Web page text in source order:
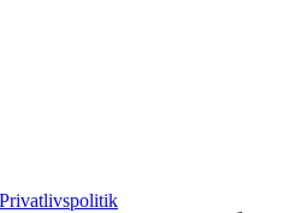
Privatlivspolitik